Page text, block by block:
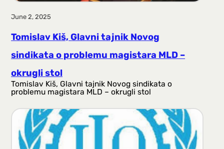
June 2, 2025
Tomislav Kiš, Glavni tajnik Novog
sindikata o problemu magistara MLD –
okrugli stol
Tomislav Kiš, Glavni tajnik Novog sindikata o
problemu magistara MLD – okrugli stol